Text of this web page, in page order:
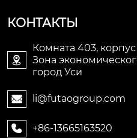
КОНТАКТЫ

Комната 403,
Зона
город Уси
 li@futaogroup.com
 +86-13665163520